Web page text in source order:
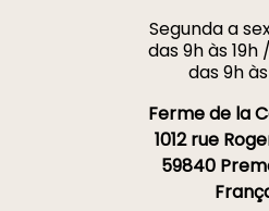
Segunda a
das 9h às 19h
das 9h
Ferme de la
1012 rue
59840